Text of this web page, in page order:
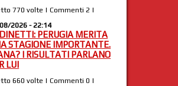
770 volte | Commenti 2 |
2026 - 22:14
PERUGIA MERITA
STAGIONE IMPORTANTE.
I RISULTATI PARLANO
LUI
660 volte | Commenti 0 |